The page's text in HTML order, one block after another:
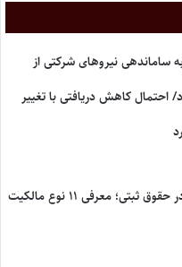
ساماندهی نیروهای شرکتی از
احتمال کاهش دریافتی با تغییر
انواع مالکیت املاک در حقوق ثبتی؛ معرفی ۱۱ نوع مالکیت